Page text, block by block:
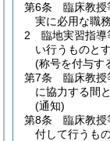
第6条
臨床教授
実に必用な職
2
臨地実習指導
い行うものとす
(称号を付与す
第7条
臨床教授
に協力する間と
(通知)
第8条
臨床教授
付して行うも